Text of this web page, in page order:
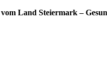
Land Steiermark –